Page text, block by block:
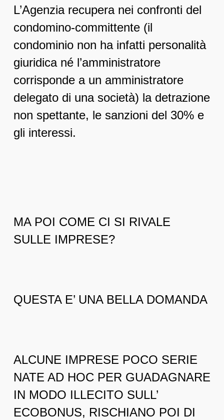
L’Agenzia recupera nei confronti del
condomino-committente (il
condominio non ha infatti personalità
giuridica né l’amministratore
corrisponde a un amministratore
delegato di una società) la detrazione
non spettante, le sanzioni del 30% e
gli interessi.
MA POI COME CI SI RIVALE
SULLE IMPRESE?
QUESTA E’ UNA BELLA DOMANDA
ALCUNE IMPRESE POCO SERIE
NATE AD HOC PER GUADAGNARE
IN MODO ILLECITO SULL’
ECOBONUS, RISCHIANO POI DI